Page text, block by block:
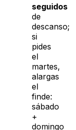
seguidos
de
descanso;
si
pides
el
martes,
alargas
el
finde:
sábado
+
domingo